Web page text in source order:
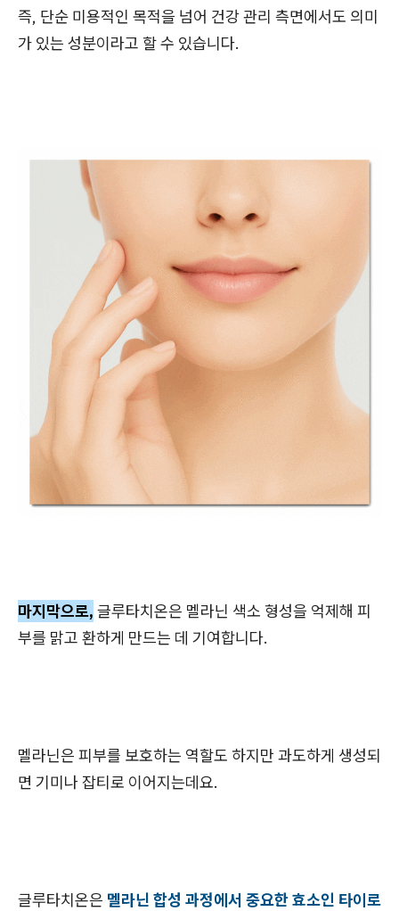
즉, 단순 미용적인 목적을 넘어 건강 관리 측면에서도 의미
가 있는 성분이라고 할 수 있습니다.
마지막으로, 글루타치온은 멜라닌 색소 형성을 억제해 피
부를 맑고 환하게 만드는 데 기여합니다.
멜라닌은 피부를 보호하는 역할도 하지만 과도하게 생성되
면 기미나 잡티로 이어지는데요.
글루타치온은 멜라닌 합성 과정에서 중요한 효소인 타이로